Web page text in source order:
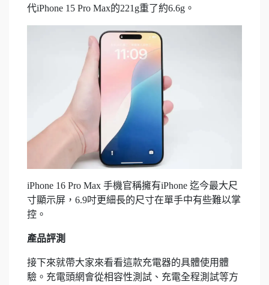
代iPhone 15 Pro Max的221g重了約6.6g。
iPhone 16 Pro Max 手機官稱擁有iPhone 迄今最大尺
寸顯示屏，6.9吋更細長的尺寸在單手中有些難以掌
控。
產品評測
接下來就帶大家來看看這款充電器的具體使用體
驗。充電頭網會從相容性測試、充電全程測試等方